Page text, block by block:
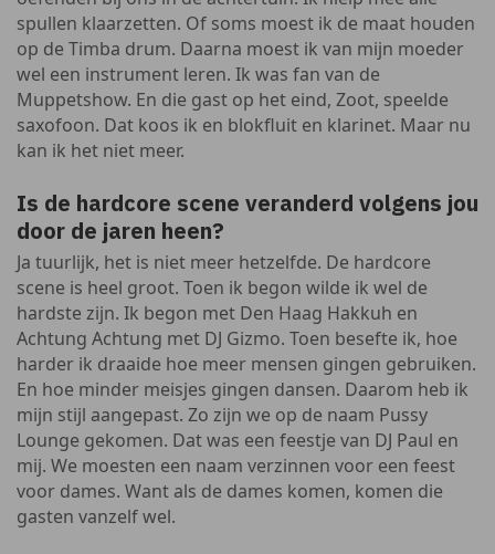
spullen klaarzetten. Of soms moest ik de maat houden
op de Timba drum. Daarna moest ik van mijn moeder
wel een instrument leren. Ik was fan van de
Muppetshow. En die gast op het eind, Zoot, speelde
saxofoon. Dat koos ik en blokfluit en klarinet. Maar nu
kan ik het niet meer.
Is de hardcore scene veranderd volgens jou
door de jaren heen?
Ja tuurlijk, het is niet meer hetzelfde. De hardcore
scene is heel groot. Toen ik begon wilde ik wel de
hardste zijn. Ik begon met Den Haag Hakkuh en
Achtung Achtung met DJ Gizmo. Toen besefte ik, hoe
harder ik draaide hoe meer mensen gingen gebruiken.
En hoe minder meisjes gingen dansen. Daarom heb ik
mijn stijl aangepast. Zo zijn we op de naam Pussy
Lounge gekomen. Dat was een feestje van DJ Paul en
mij. We moesten een naam verzinnen voor een feest
voor dames. Want als de dames komen, komen die
gasten vanzelf wel.